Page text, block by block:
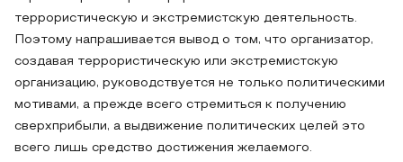
террористическую и экстремистскую деятельность.
Поэтому напрашивается вывод о том, что организатор,
создавая террористическую или экстремистскую
организацию, руководствуется не только политическими
мотивами, а прежде всего стремиться к получению
сверхприбыли, а выдвижение политических целей это
всего лишь средство достижения желаемого.